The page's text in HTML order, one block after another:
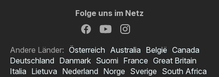
Folge uns im Netz
Andere Länder: Österreich Australia België Canada
Deutschland Danmark Suomi France Great Britain
Italia Lietuva Nederland Norge Sverige South Africa